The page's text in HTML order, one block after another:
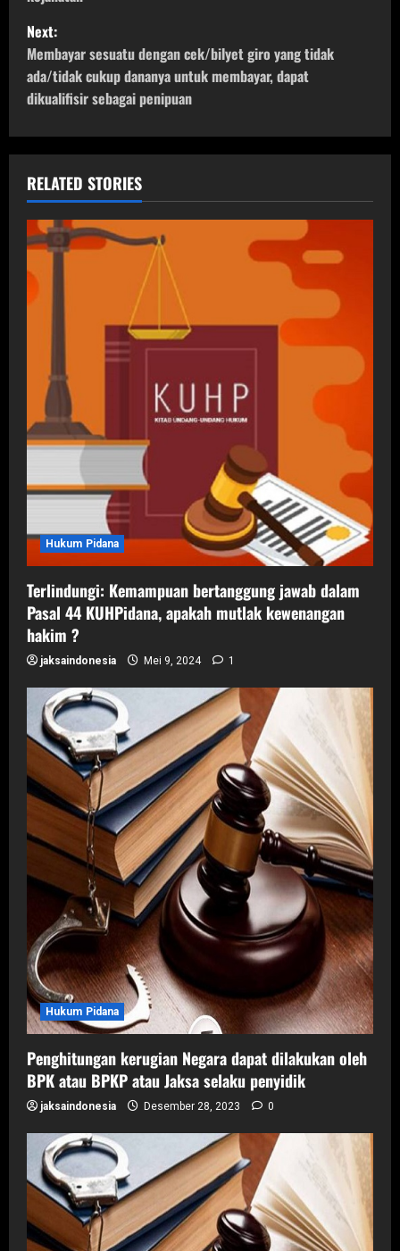
t
n
a
v
i
g
a
t
Next:
Membayar sesuatu dengan cek/bilyet giro yang tidak
ada/tidak cukup dananya untuk membayar, dapat
dikualifisir sebagai penipuan
RELATED STORIES
Hukum Pidana
Terlindungi: Kemampuan bertanggung jawab dalam
Pasal 44 KUHPidana, apakah mutlak kewenangan
hakim ?
jaksaindonesia Mei 9, 2024 1
Hukum Pidana
Penghitungan kerugian Negara dapat dilakukan oleh
BPK atau BPKP atau Jaksa selaku penyidik
jaksaindonesia Desember 28, 2023 0